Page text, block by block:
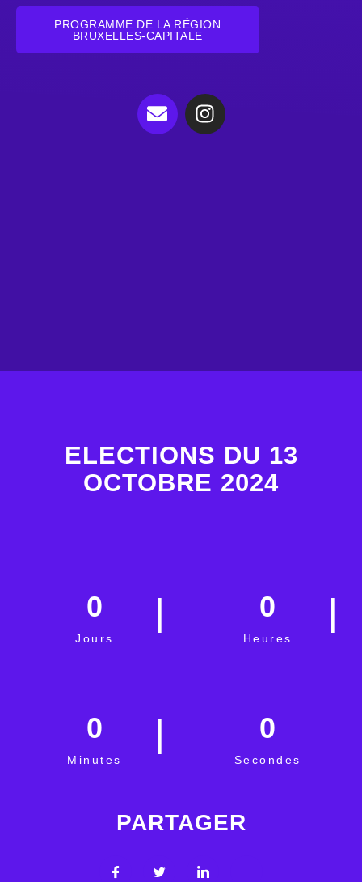
PROGRAMME DE LA RÉGION
BRUXELLES-CAPITALE
ELECTIONS DU 13
OCTOBRE 2024
0
Jours
0
Heures
0
Minutes
0
Secondes
PARTAGER